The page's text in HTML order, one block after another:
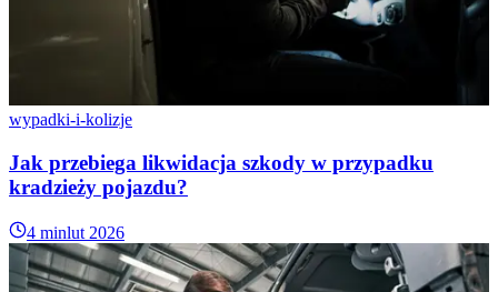
wypadki-i-kolizje
Jak przebiega likwidacja szkody w przypadku
kradzieży pojazdu?
4 minlut 2026